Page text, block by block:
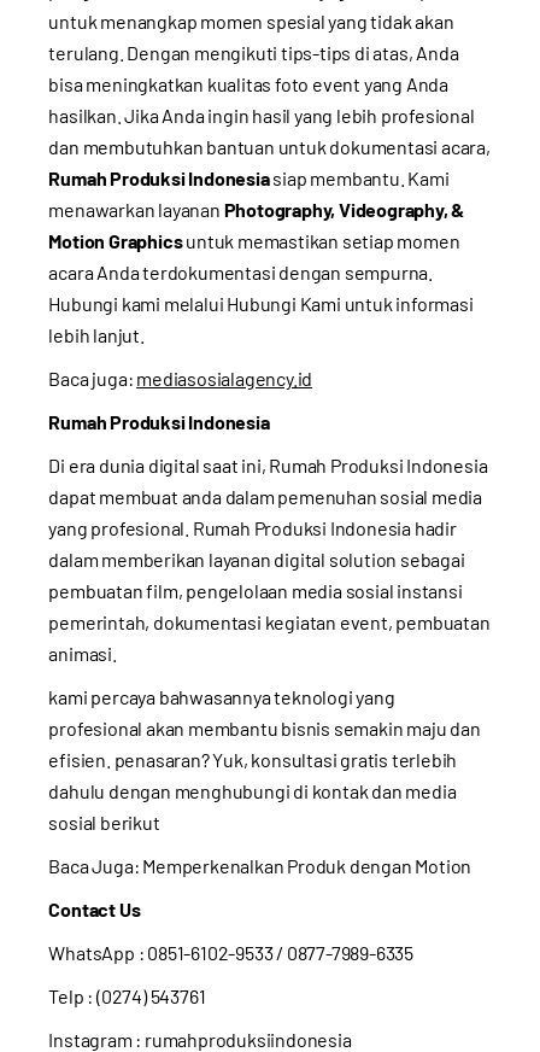
untuk menangkap momen spesial yang tidak akan
terulang. Dengan mengikuti tips-tips di atas, Anda
bisa meningkatkan kualitas foto event yang Anda
hasilkan. Jika Anda ingin hasil yang lebih profesional
dan membutuhkan bantuan untuk dokumentasi acara,
Rumah Produksi Indonesiasiap membantu. Kami
menawarkan layanan Photography, Videography, &
Motion Graphicsuntuk memastikan setiap momen
acara Anda terdokumentasi dengan sempurna.
Hubungi kami melalui Hubungi Kami untuk informasi
lebih lanjut.
Baca juga: mediasosialagency.id
Rumah Produksi Indonesia
Di era dunia digital saat ini, Rumah Produksi Indonesia
dapat membuat anda dalam pemenuhan sosial media
yang profesional. Rumah Produksi Indonesia hadir
dalam memberikan layanan digital solution sebagai
pembuatan film, pengelolaan media sosial instansi
pemerintah, dokumentasi kegiatan event, pembuatan
animasi.
kami percaya bahwasannya teknologi yang
profesional akan membantu bisnis semakin maju dan
efisien. penasaran? Yuk, konsultasi gratis terlebih
dahulu dengan menghubungi di kontak dan media
sosial berikut
Baca Juga: Memperkenalkan Produk dengan Motion
Contact Us
WhatsApp : 0851-6102-9533/ 0877-7989-6335
Telp : (0274) 543761
Instagram : rumahproduksiindonesia